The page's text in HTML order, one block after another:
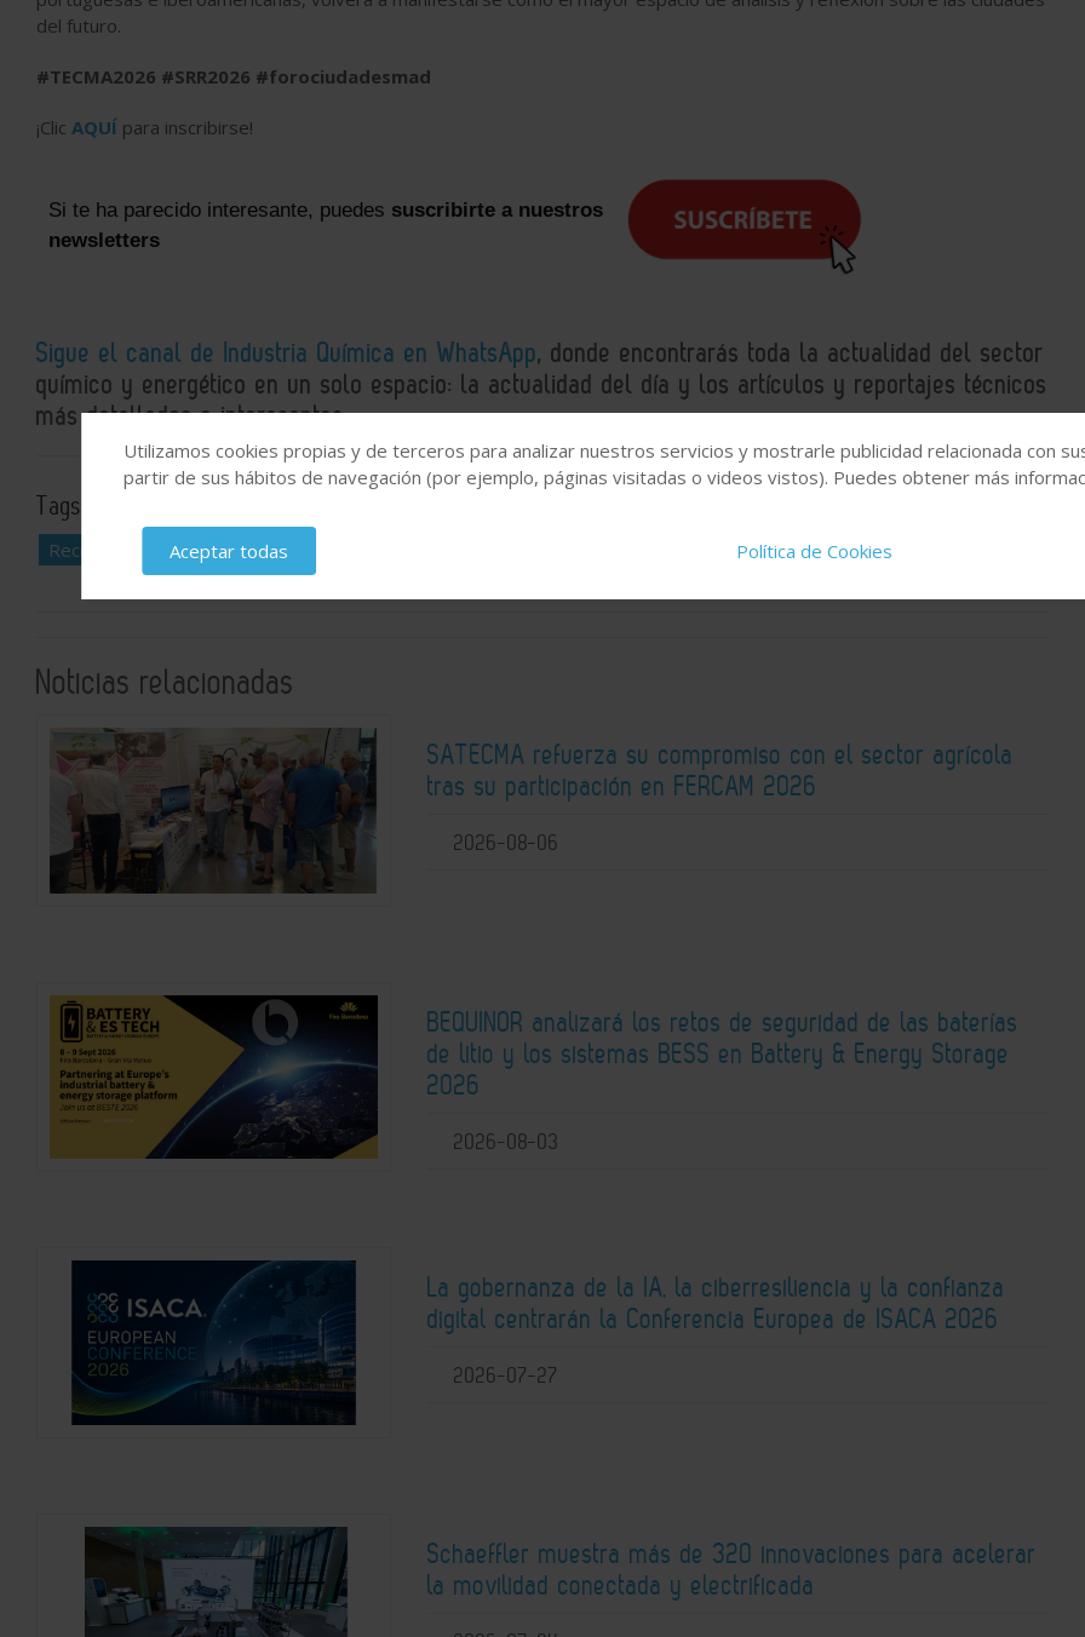
del futuro.
#TECMA2026 #SRR2026 #forociudadesmad
¡Clic AQUÍ para inscribirse!
Si te ha parecido interesante, puedes suscribirte a nuestros
newsletters
Sigue el canal de Industria Química en WhatsApp, donde encontrarás toda la actualidad del sector
químico y energético en un solo espacio: la actualidad del día y los artículos y reportajes técnicos
más detallados e interesantes.
Tags:
Reciclaje
TECMA
Noticias relacionadas
SATECMA refuerza su compromiso con el sector agrícola
tras su participación en FERCAM 2026
2026-08-06
BEQUINOR analizará los retos de seguridad de las baterías
de litio y los sistemas BESS en Battery & Energy Storage
2026
2026-08-03
La gobernanza de la IA, la ciberresiliencia y la confianza
digital centrarán la Conferencia Europea de ISACA 2026
2026-07-27
Schaeffler muestra más de 320 innovaciones para acelerar
la movilidad conectada y electrificada
Utilizamos cookies propias y de terceros para analizar nuestros servicios y mostrarle publicidad relacionada con
partir de sus hábitos de navegación (por ejemplo, páginas visitadas o videos vistos). Puedes obtener más
Aceptar todas Política de Cookies